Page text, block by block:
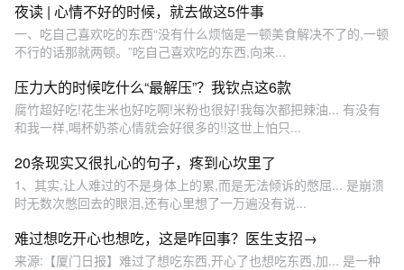
夜读 | 心情不好的时候，就去做这5件事
一、吃自己喜欢吃的东西“没有什么烦恼是一顿美食解决不了的,一顿
不行的话那就两顿。”吃自己喜欢吃的东西,向来...
压力大的时候吃什么“最解压”？我钦点这6款
腐竹超好吃!花生米也好吃啊!米粉也很好!我每次都把辣油... 有没有
和我一样,喝杯奶茶心情就会好很多的!!这世上怕只...
20条现实又很扎心的句子，疼到心坎里了
1、其实,让人难过的不是身体上的累,而是无法倾诉的憋屈... 是崩溃
时无数次憋回去的眼泪,还有心里想了一万遍没有说...
难过想吃开心也想吃，这是咋回事？医生支招→
来源:【厦门日报】难过了想吃东西,开心了也想吃东西,加... 是一种